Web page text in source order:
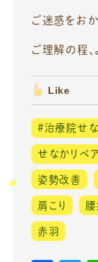
ご迷惑をおか
ご理解の程、
Like
#治療院せ
せなかリペア
姿勢改善
肩こり 腰
赤羽